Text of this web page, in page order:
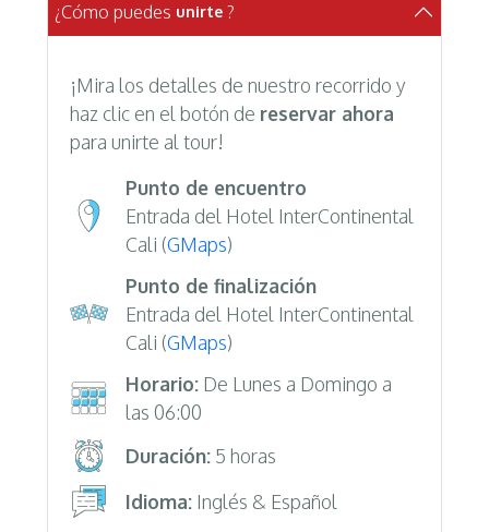
¿Cómo puedes unirte ?
¡Mira los detalles de nuestro recorrido y
haz clic en el botón de reservar ahora
para unirte al tour!
Punto de encuentro
Entrada del Hotel InterContinental
Cali (GMaps)
Punto de finalización
Entrada del Hotel InterContinental
Cali (GMaps)
Horario:De Lunes a Domingo a
las 06:00
Duración:5 horas
Idioma:Inglés & Español